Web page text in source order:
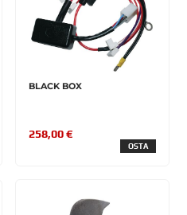
BLACK BOX
258,00 €
OSTA